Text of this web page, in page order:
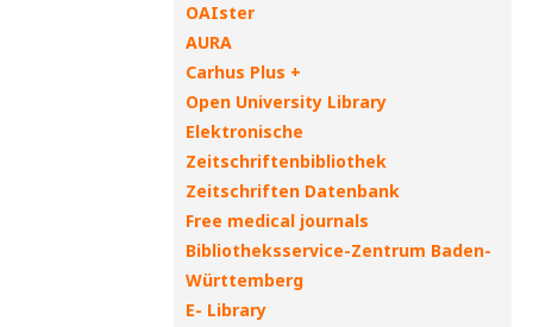
OAIster
AURA
Carhus Plus +
Open University Library
Elektronische
Zeitschriftenbibliothek
Zeitschriften Datenbank
Free medical journals
Bibliotheksservice-Zentrum Baden-
Württemberg
E- Library